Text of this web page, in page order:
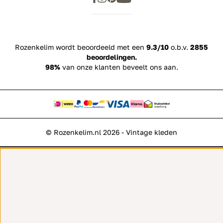
Rozenkelim wordt beoordeeld met een 9.3/10 o.b.v. 2855
beoordelingen.
98%van onze klanten beveelt ons aan.
© Rozenkelim.nl 2026 - Vintage kleden